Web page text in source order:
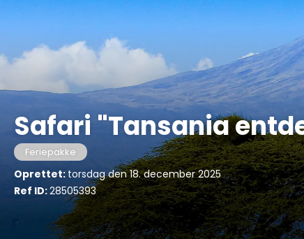
Safari "Tansania
Feriepakke
Oprettet: torsdag den 18. december 2025
Ref ID:28505393